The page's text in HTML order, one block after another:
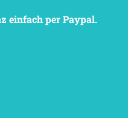
einfach per Paypal.